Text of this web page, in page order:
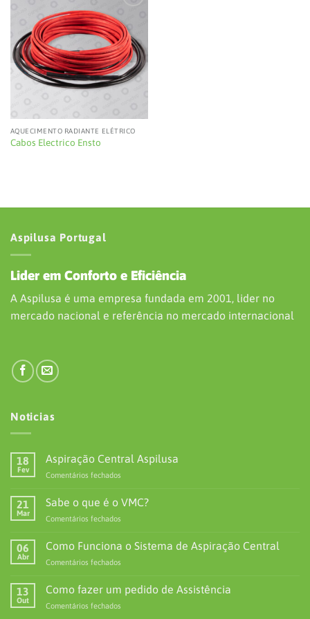
Add to
wishlist
AQUECIMENTO RADIANTE ELÉTRICO
Cabos Electrico Ensto
Aspilusa Portugal
Lider em Conforto e Eficiência
A Aspilusa é uma empresa fundada em 2001, lider no
mercado nacional e referência no mercado internacional
Noticias
18
Fev
Aspiração Central Aspilusa
Comentários fechados
Central
21
Mar
Sabe o que é o VMC?
Comentários fechados
VMC?
06
Abr
Como Funciona o Sistema de Aspiração Central
Comentários fechados
Funciona
13
Out
Como fazer um pedido de Assistência
Comentários fechados